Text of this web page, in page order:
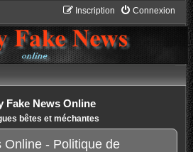
Connexion
Inscription
Fake News Online
bêtes et méchantes
Online - Politique de